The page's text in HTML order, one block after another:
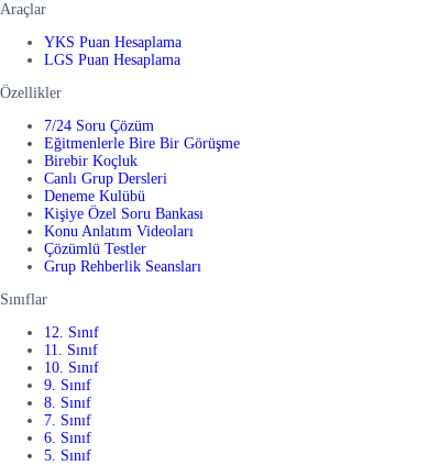
Araçlar
YKS Puan Hesaplama
LGS Puan Hesaplama
Özellikler
7/24 Soru Çözüm
Eğitmenlerle Bire Bir Görüşme
Birebir Koçluk
Canlı Grup Dersleri
Deneme Kulübü
Kişiye Özel Soru Bankası
Konu Anlatım Videoları
Çözümlü Testler
Grup Rehberlik Seansları
Sınıflar
12. Sınıf
11. Sınıf
10. Sınıf
9. Sınıf
8. Sınıf
7. Sınıf
6. Sınıf
5. Sınıf